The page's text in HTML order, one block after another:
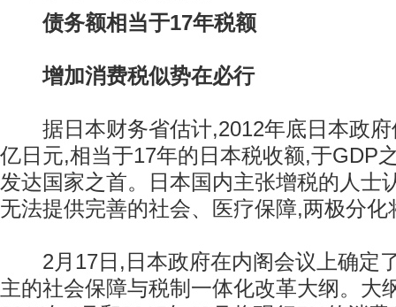
债务额相当于17年税额
增加消费税似势在必行
据日本财务省估计,2012年底日本政府
亿日元,相当于17年的日本税收额,于GDP
发达国家之首。日本国内主张增税的人士
无法提供完善的社会、医疗保障,两极分化
2月17日,日本政府在内阁会议上确定
主的社会保障与税制一体化改革大纲。大